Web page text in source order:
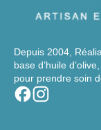
Depuis 2004,
base d’huile
pour prendre soin